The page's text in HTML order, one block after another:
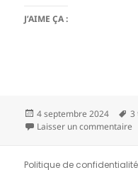
J’AIME ÇA :
Publié
le
4 septembre 2024 3
Laisser un commentaire
Politique de confidentialité